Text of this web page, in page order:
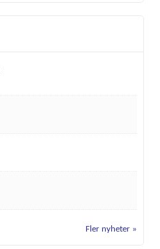
Fler nyheter